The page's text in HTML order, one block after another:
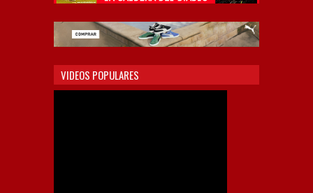
VIDEOS POPULARES